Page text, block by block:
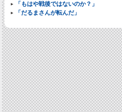
「もはや戦後ではないのか？」
「だるまさんが転んだ」